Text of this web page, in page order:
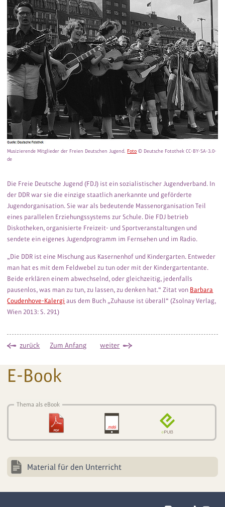
Musizierende Mitglieder der Freien Deutschen Jugend.Foto © Deutsche Fotothek CC-BY-SA-3.0-
de
Die Freie Deutsche Jugend (FDJ) ist ein sozialistischer Jugendverband. In
der DDR war sie die einzige staatlich anerkannte und geförderte
Jugendorganisation. Sie war als bedeutende Massenorganisation Teil
eines parallelen Erziehungssystems zur Schule. Die FDJ betrieb
Diskotheken, organisierte Freizeit- und Sportveranstaltungen und
sendete ein eigenes Jugendprogramm im Fernsehen und im Radio.
„Die DDR ist eine Mischung aus Kasernenhof und Kindergarten. Entweder
man hat es mit dem Feldwebel zu tun oder mit der Kindergartentante.
Beide erklären einem abwechselnd, oder gleichzeitig, jedenfalls
pausenlos, was man zu tun, zu lassen, zu denken hat.“ Zitat von Barbara
Coudenhove-Kalergi aus dem Buch „Zuhause ist überall“ (Zsolnay Verlag,
Wien 2013: S. 291)
zurück Zum Anfang weiter
E-Book
Thema als eBook
Material für den Unterricht